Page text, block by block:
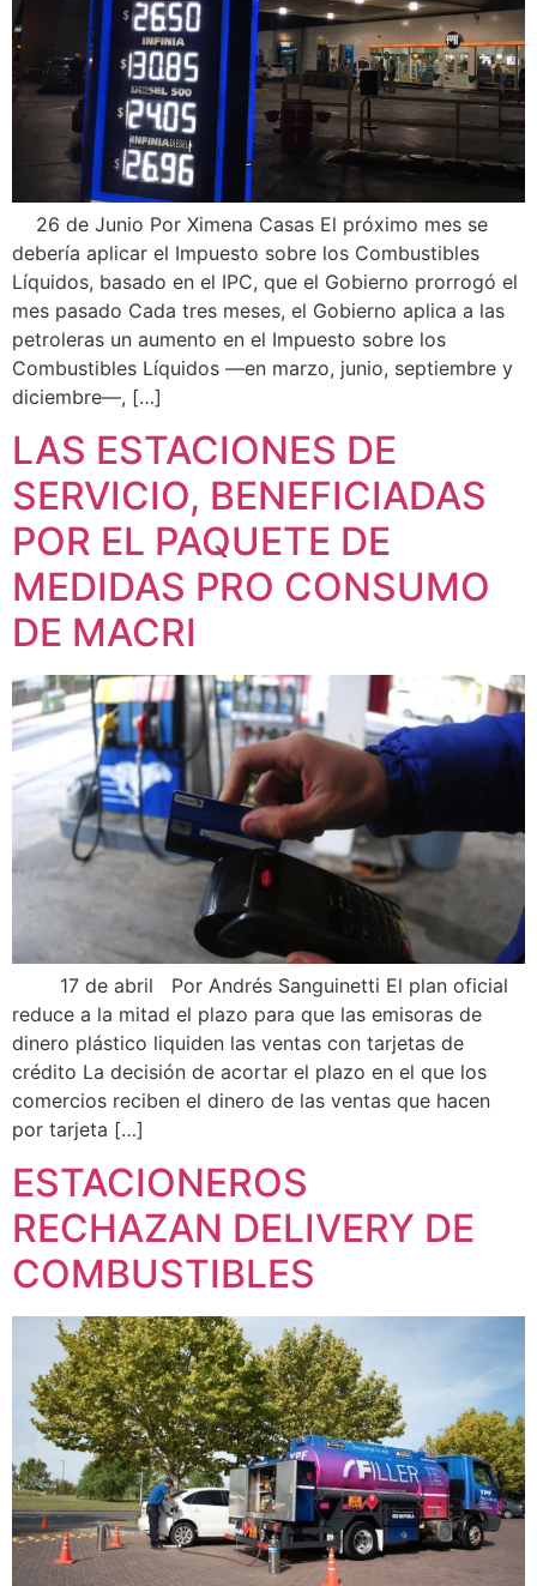
26 de Junio Por Ximena Casas El próximo mes se
debería aplicar el Impuesto sobre los Combustibles
Líquidos, basado en el IPC, que el Gobierno prorrogó el
mes pasado Cada tres meses, el Gobierno aplica a las
petroleras un aumento en el Impuesto sobre los
Combustibles Líquidos —en marzo, junio, septiembre y
diciembre—, […]
LAS ESTACIONES DE
SERVICIO, BENEFICIADAS
POR EL PAQUETE DE
MEDIDAS PRO CONSUMO
DE MACRI
17 de abril Por Andrés Sanguinetti El plan oficial
reduce a la mitad el plazo para que las emisoras de
dinero plástico liquiden las ventas con tarjetas de
crédito La decisión de acortar el plazo en el que los
comercios reciben el dinero de las ventas que hacen
por tarjeta […]
ESTACIONEROS
RECHAZAN DELIVERY DE
COMBUSTIBLES